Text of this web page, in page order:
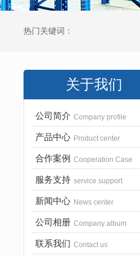
热门关键词：
关于我们
公司简介 Company profile
产品中心 Product center
合作案例 Cooperation Case
服务支持 service support
新闻中心 News center
公司相册 Company album
联系我们 Contact us